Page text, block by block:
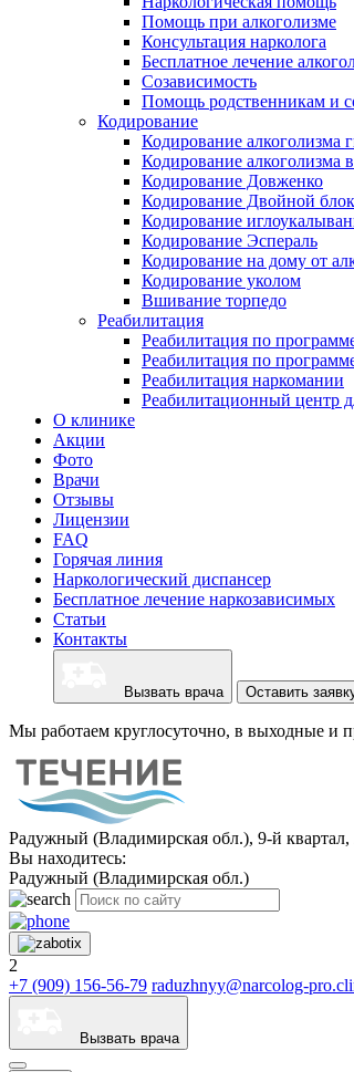
Помощь при алкоголизме
Консультация нарколога
Бесплатное лечение
Созависимость
Помощь родственникам и
Кодирование
Кодирование алкоголизма
Кодирование
Кодирование Довженко
Кодирование Двойной блок
Кодирование
Кодирование Эспераль
Кодирование на дому от
Кодирование уколом
Вшивание торпедо
Реабилитация
Реабилитация по
Реабилитация по
Реабилитация наркомании
Реабилитационный центр
О клинике
Акции
Фото
Врачи
Отзывы
Лицензии
FAQ
Горячая линия
Наркологический диспансер
Бесплатное лечение наркозависимых
Статьи
Контакты
Вызвать врача Оставить
Мы работаем круглосуточно, в выходные и
Радужный (Владимирская обл.), 9-й квартал,
Вы находитесь:
Радужный (Владимирская обл.)
2
+7 (909) 156-56-79 raduzhnyy@narcolog-
Вызвать врача